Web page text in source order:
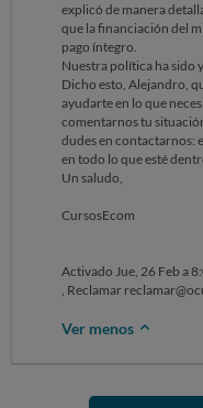
explicó de manera
que la financiación del
pago íntegro.
Nuestra política ha sido
Dicho esto, Alejandro,
ayudarte en lo que
comentarnos tu
dudes en contactarnos:
en todo lo que esté
Un saludo,
CursosEcom
Activado Jue, 26 Feb a
, Reclamar
Ver menos